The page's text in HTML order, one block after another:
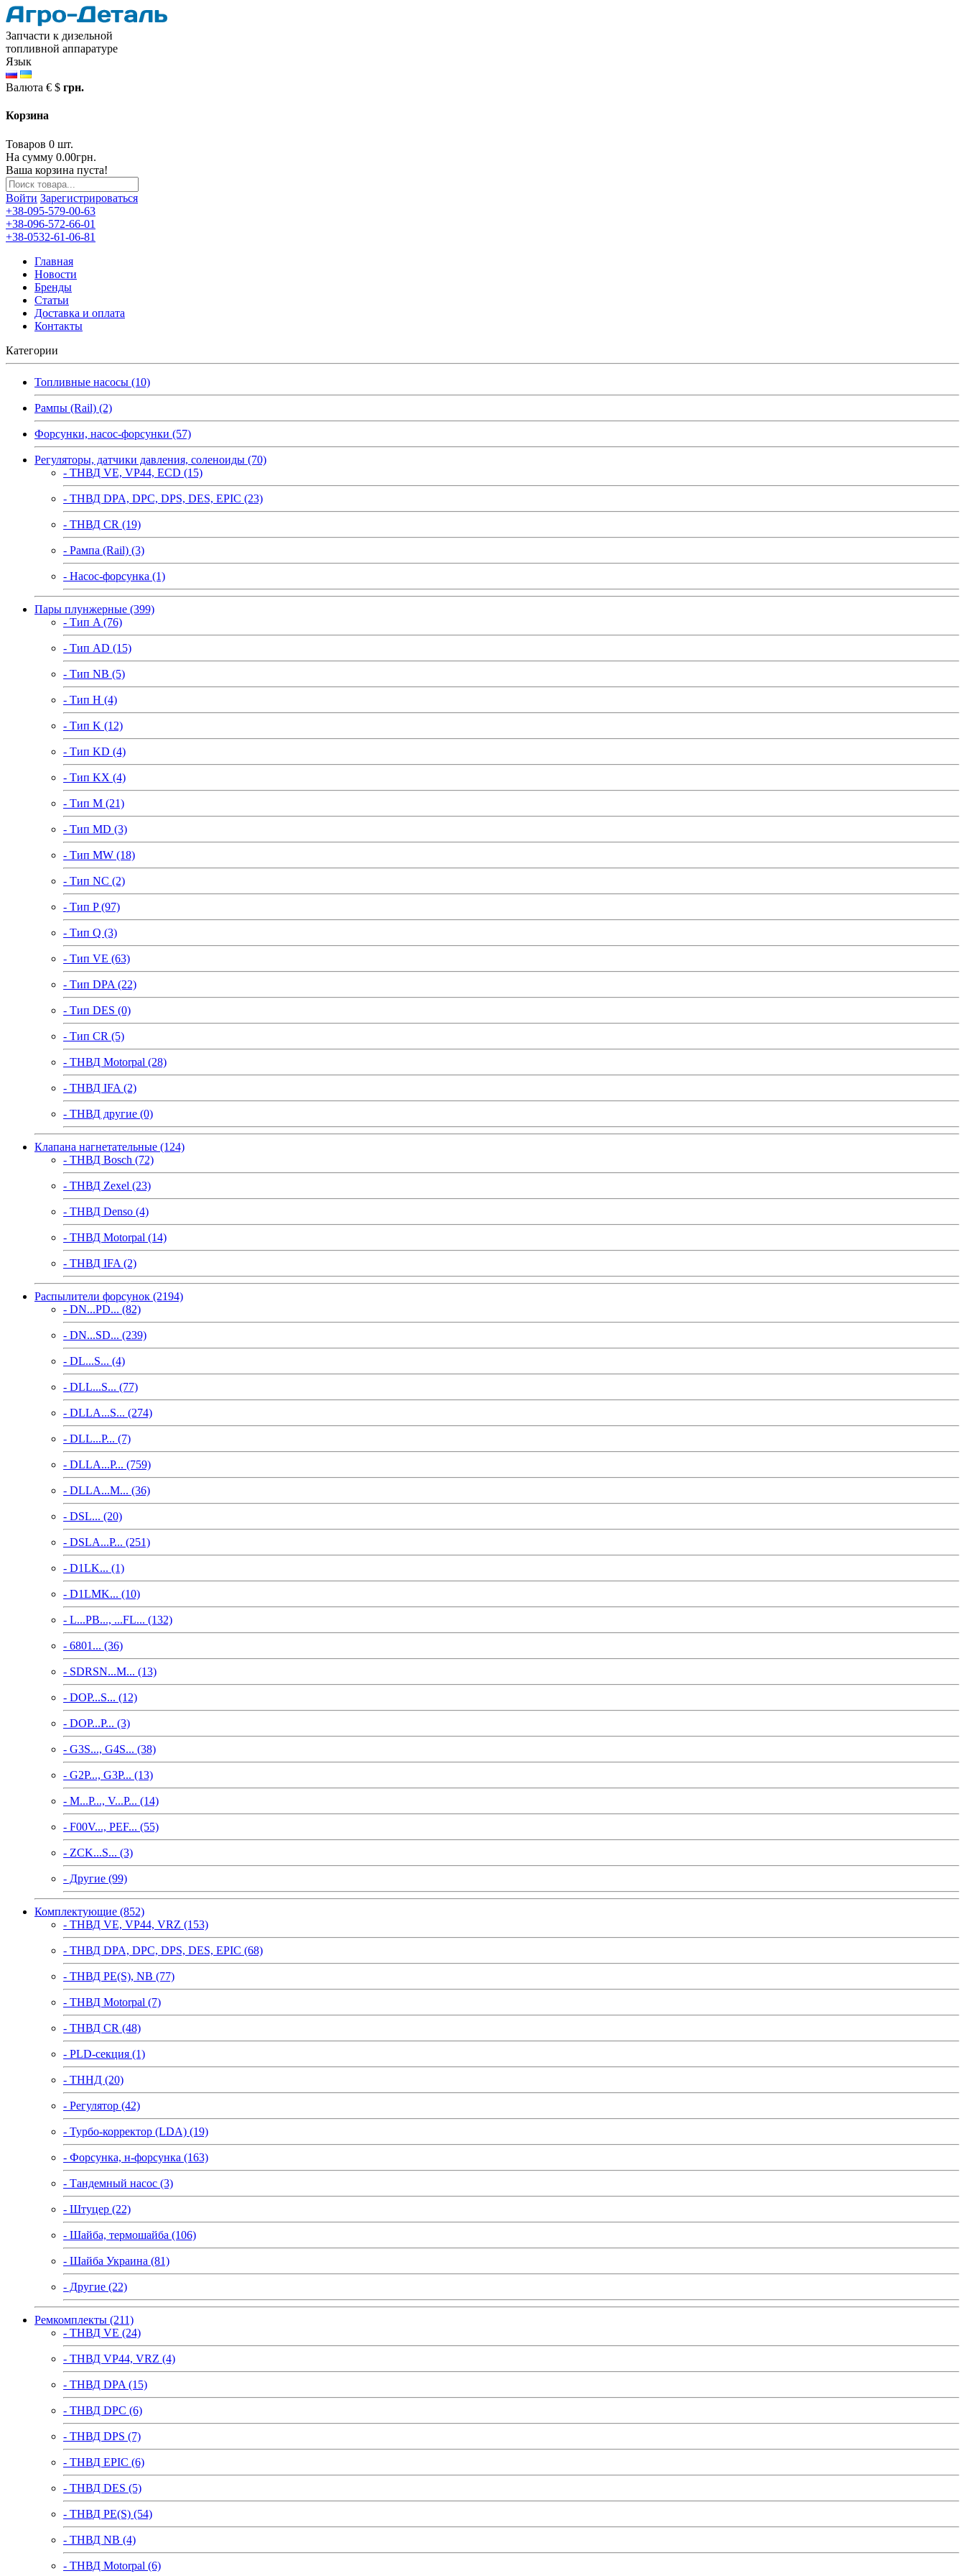
Запчасти к дизельной
топливной аппаратуре
Язык
Валюта € $ грн.
Корзина
Товаров 0 шт.
На сумму 0.00грн.
Ваша корзина пуста!
Войти Зарегистрироваться
+38-095-579-00-63
+38-096-572-66-01
+38-0532-61-06-81
Главная
Новости
Бренды
Статьи
Доставка и оплата
Контакты
Категории
Топливные насосы (10)
Рампы (Rail) (2)
Форсунки, насос-форсунки (57)
Регуляторы, датчики давления, соленоиды (70)
- ТНВД VE, VP44, ECD (15)
- ТНВД DPA, DPC, DPS, DES, EPIC (23)
- ТНВД CR (19)
- Рампа (Rail) (3)
- Насос-форсунка (1)
Пары плунжерные (399)
- Тип A (76)
- Тип AD (15)
- Тип NB (5)
- Тип H (4)
- Тип K (12)
- Тип KD (4)
- Тип KX (4)
- Тип M (21)
- Тип MD (3)
- Тип MW (18)
- Тип NC (2)
- Тип P (97)
- Тип Q (3)
- Тип VE (63)
- Тип DPA (22)
- Тип DES (0)
- Тип CR (5)
- ТНВД Motorpal (28)
- ТНВД IFA (2)
- ТНВД другие (0)
Клапана нагнетательные (124)
- ТНВД Bosch (72)
- ТНВД Zexel (23)
- ТНВД Denso (4)
- ТНВД Motorpal (14)
- ТНВД IFA (2)
Распылители форсунок (2194)
- DN...PD... (82)
- DN...SD... (239)
- DL...S... (4)
- DLL...S... (77)
- DLLA...S... (274)
- DLL...P... (7)
- DLLA...P... (759)
- DLLA...M... (36)
- DSL... (20)
- DSLA...P... (251)
- D1LK... (1)
- D1LMK... (10)
- L...PB..., ...FL... (132)
- 6801... (36)
- SDRSN...M... (13)
- DOP...S... (12)
- DOP...P... (3)
- G3S..., G4S... (38)
- G2P..., G3P... (13)
- M...P..., V...P... (14)
- F00V..., PEF... (55)
- ZCK...S... (3)
- Другие (99)
Комплектующие (852)
- ТНВД VE, VP44, VRZ (153)
- ТНВД DPA, DPC, DPS, DES, EPIC (68)
- ТНВД PE(S), NB (77)
- ТНВД Motorpal (7)
- ТНВД CR (48)
- PLD-секция (1)
- ТННД (20)
- Регулятор (42)
- Турбо-корректор (LDA) (19)
- Форсунка, н-форсунка (163)
- Тандемный насос (3)
- Штуцер (22)
- Шайба, термошайба (106)
- Шайба Украина (81)
- Другие (22)
Ремкомплекты (211)
- ТНВД VE (24)
- ТНВД VP44, VRZ (4)
- ТНВД DPA (15)
- ТНВД DPC (6)
- ТНВД DPS (7)
- ТНВД EPIC (6)
- ТНВД DES (5)
- ТНВД PE(S) (54)
- ТНВД NB (4)
- ТНВД Motorpal (6)